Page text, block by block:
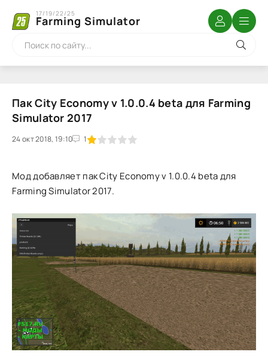
Farming Simulator
17/19/22/25
Пак City Economy v 1.0.0.4 beta для Farming
Simulator 2017
24 окт 2018, 19:10 1
1 2 3 4 5
Мод добавляет пак City Economy v 1.0.0.4 beta для
Farming Simulator 2017.